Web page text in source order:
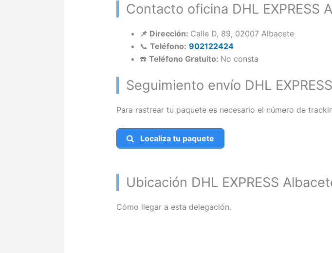
Contacto oficina DHL EXPRESS
📌 Dirección: Calle D, 89, 02007 Albacete
📞 Teléfono: 902122424
☎️ Teléfono Gratuito: No consta
Seguimiento envío DHL
Para rastrear tu paquete es necesario el número de
Localiza tu paquete
Ubicación DHL EXPRESS
Cómo llegar a esta delegación.